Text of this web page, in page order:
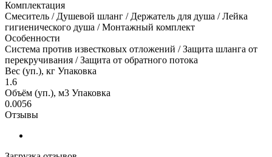
Комплектация
Смеситель / Душевой шланг / Держатель для душа / Лейка
гигиенического душа / Монтажный комплект
Особенности
Система против известковых отложений / Защита шланга от
перекручивания / Защита от обратного потока
Вес (уп.), кг Упаковка
1.6
Объём (уп.), м3 Упаковка
0.0056
Отзывы